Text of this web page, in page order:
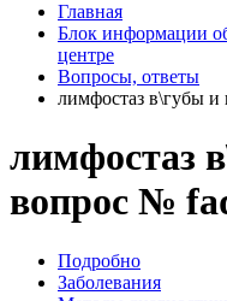
Главная
Блок информации
центре
Вопросы, ответы
лимфостаз в\губы
лимфостаз
вопрос №
Подробно
Заболевания